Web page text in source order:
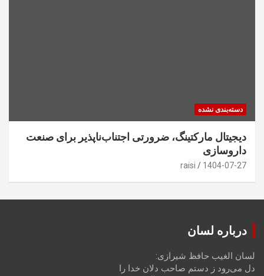
دسته‌بندی نشده
دیجیتال مارکتینگ، ضرورتی اجتناب‌ناپذیر برای صنعت
داروسازی
1404-07-27
raisi
درباره لسان
لسان الغیب حافظ شیرازی:
دل می‌رود ز دستم صاحب دلان خدا را